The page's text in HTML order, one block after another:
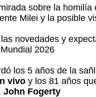
sobre la
Milei y la posible
novedades y
2026
los 5 años de la
vivo y los 81 años
John Fogerty